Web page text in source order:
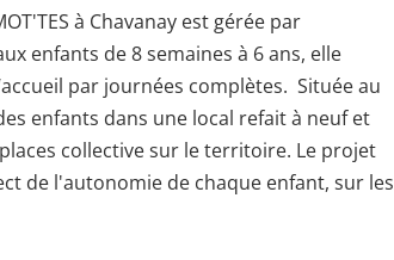
à Chavanay est gérée par
enfants de 8 semaines à 6 ans, elle
par journées complètes. Située au
enfants dans une local refait à neuf et
collective sur le territoire. Le projet
de l'autonomie de chaque enfant, sur les